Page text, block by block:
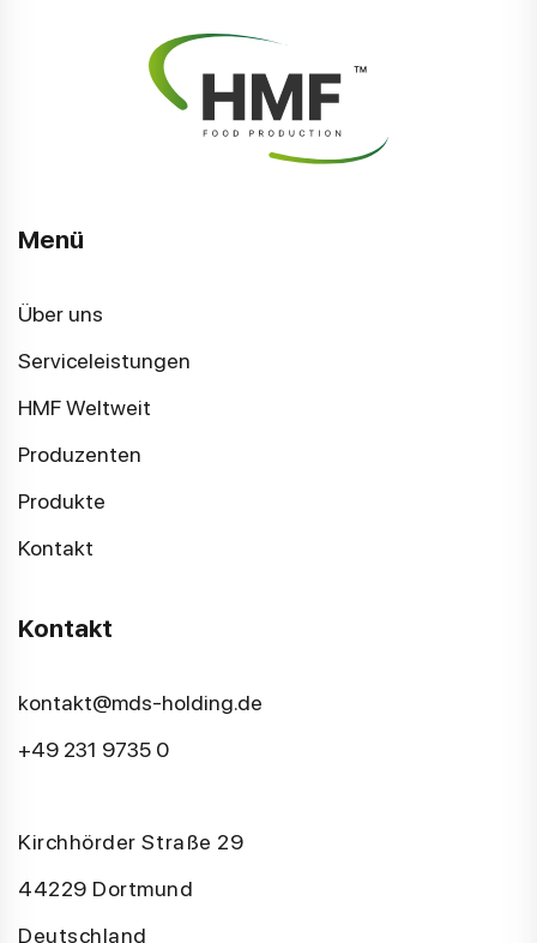
Menü
Über uns
Serviceleistungen
HMF Weltweit
Produzenten
Produkte
Kontakt
Kontakt
kontakt@mds-holding.de
+49 231 9735 0
Kirchhörder Straße 29
44229 Dortmund
Deutschland